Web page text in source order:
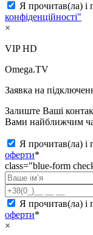
Я прочитав(ла)
конфіденційності"
×
VIP HD
Omega.TV
Заявка на
Залиште Ваші
Вами найближчим
Я прочитав(ла)
оферти*
class="blue-form
Я прочитав(ла)
оферти*
×